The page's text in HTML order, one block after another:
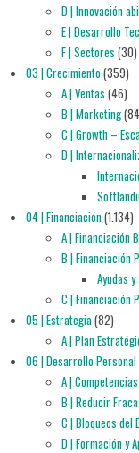
D | Innovación
E | Desarrollo
F | Sectores (30)
03 | Crecimiento(359)
A | Ventas (46)
B | Marketing
C | Growth –
D |
04 | Financiación(1.134)
A | Financiación
B | Financiación
Ayudas
C | Financiación
05 | Estrategia(82)
A | Plan
06 | Desarrollo Personal
A |
B | Reducir
C | Bloqueos del
D | Formación y